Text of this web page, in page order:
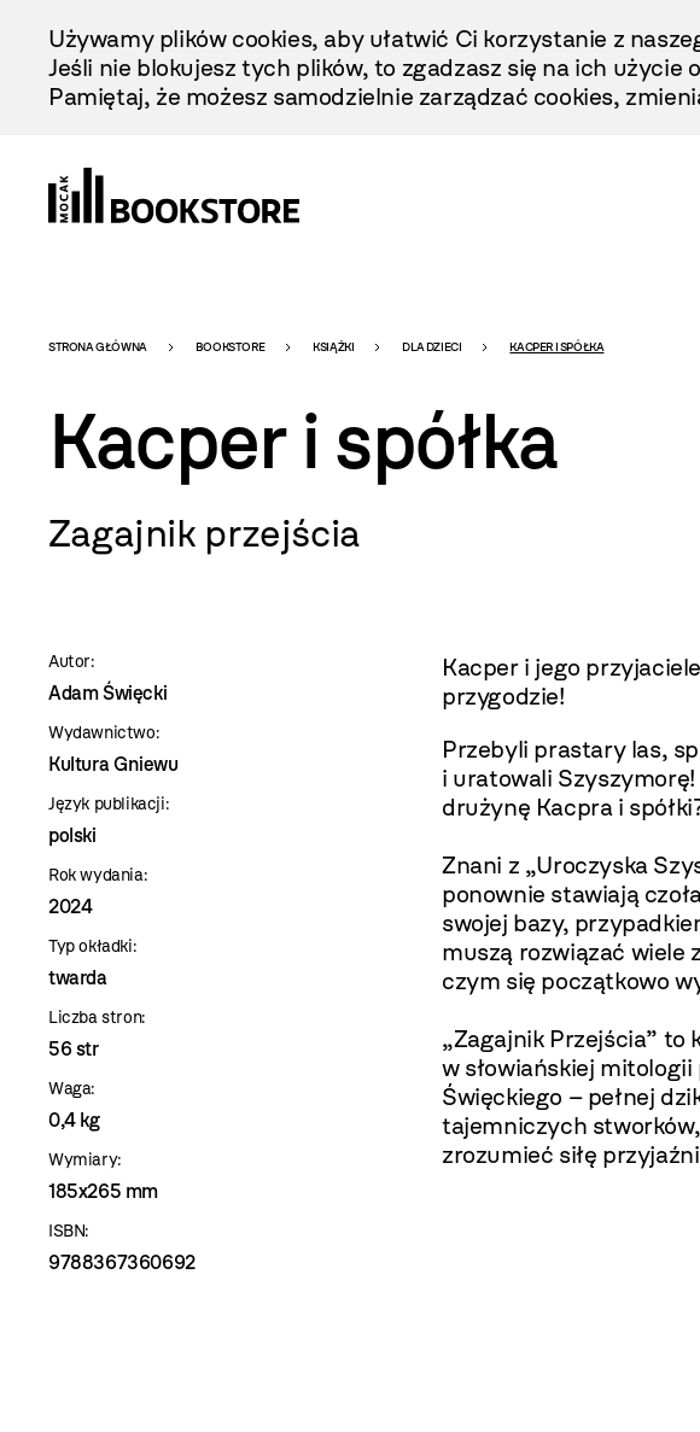
Treści
Używamy plików cookies, aby ułatwić Ci korzystanie z
Jeśli nie blokujesz tych plików, to zgadzasz się na ich użycie
Pamiętaj, że możesz samodzielnie zarządzać cookies,
Bookstore
-
szablon
szczegóły
STRONA GŁÓWNA BOOKSTORE KSIĄŻKI DLA DZIECI KACPER I SPÓŁKA
Kacper i spółka
Zagajnik przejścia
Autor:
Adam Święcki
Wydawnictwo:
Kultura Gniewu
Język publikacji:
polski
Rok wydania:
2024
Typ okładki:
twarda
Liczba stron:
56 str
Waga:
0,4 kg
Wymiary:
185x265 mm
ISBN:
9788367360692
Kacper i jego
przygodzie!
Przebyli prastary las,
i uratowali
drużynę Kacpra i
Znani z „Uroczyska
ponownie stawiają
swojej bazy,
muszą rozwiązać wiele
czym się początkowo
„Zagajnik Przejścia” to
w słowiańskiej
Święckiego – pełnej
tajemniczych
zrozumieć siłę